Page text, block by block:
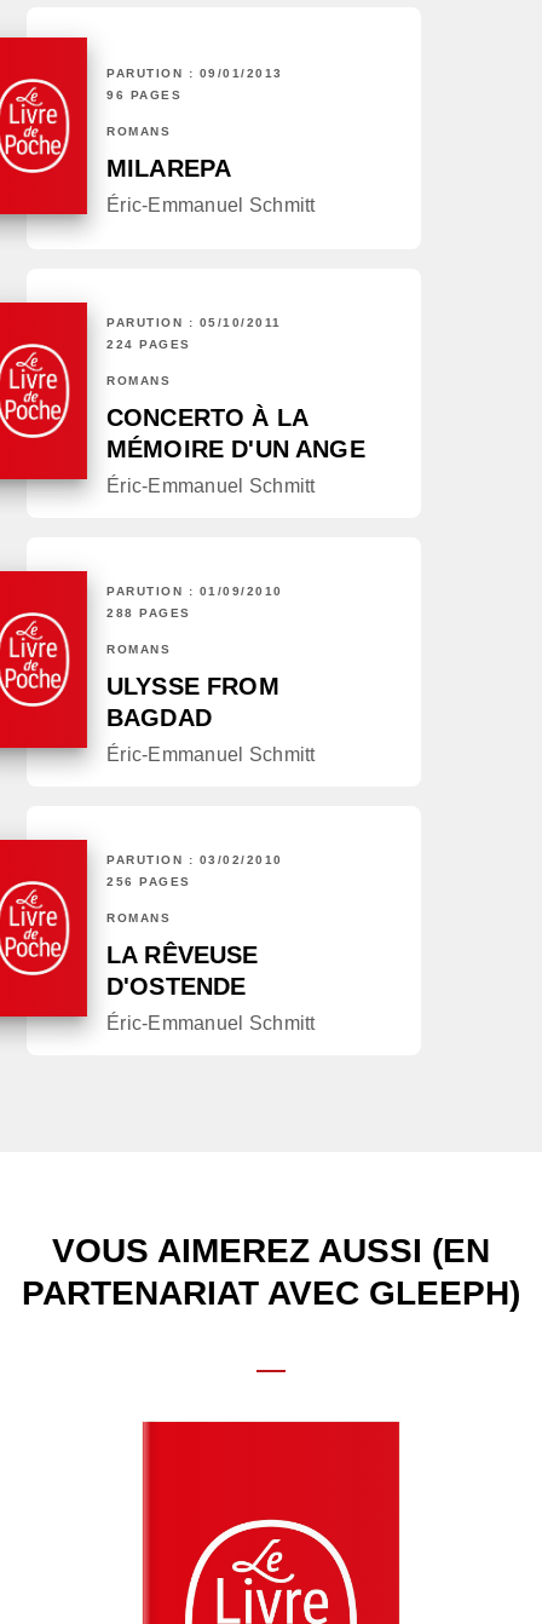
PARUTION : 09/01/2013
96 PAGES
ROMANS
MILAREPA
Éric-Emmanuel Schmitt
PARUTION : 05/10/2011
224 PAGES
ROMANS
CONCERTO À LA
MÉMOIRE D'UN ANGE
Éric-Emmanuel Schmitt
PARUTION : 01/09/2010
288 PAGES
ROMANS
ULYSSE FROM
BAGDAD
Éric-Emmanuel Schmitt
PARUTION : 03/02/2010
256 PAGES
ROMANS
LA RÊVEUSE
D'OSTENDE
Éric-Emmanuel Schmitt
VOUS AIMEREZ AUSSI (EN
PARTENARIAT AVEC GLEEPH)